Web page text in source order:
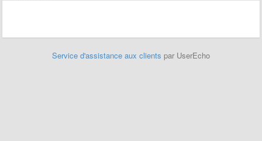
Service d'assistance aux clients par UserEcho